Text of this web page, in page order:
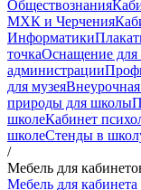
Обществознания
МХК и Черчения
Информатики
точкаОснащение для
администрации
для музея
природы для школы
школеКабинет
школеСтенды в
/
Мебель для
Мебель для